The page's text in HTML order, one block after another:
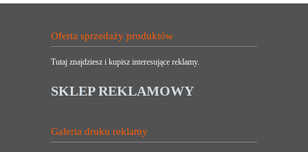
Oferta sprzedaży produktów
Tutaj znajdziesz i kupisz interesujące reklamy.
SKLEP REKLAMOWY
Galeria druku reklamy